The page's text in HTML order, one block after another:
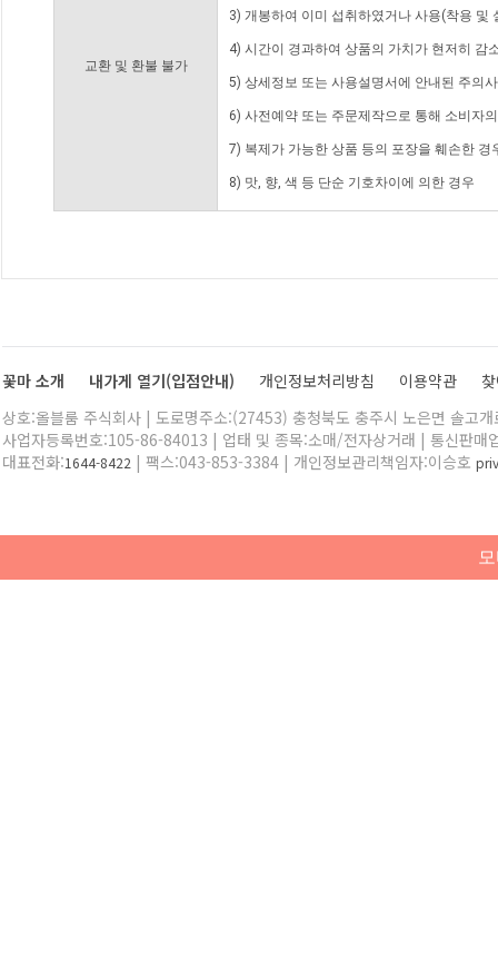
교환 및 환불 불가
3) 개봉하여 이미 섭취하였거나 사용(착용 및
4) 시간이 경과하여 상품의 가치가 현저히 감
5) 상세정보 또는 사용설명서에 안내된 주의
6) 사전예약 또는 주문제작으로 통해 소비자
7) 복제가 가능한 상품 등의 포장을 훼손한 경
8) 맛, 향, 색 등 단순 기호차이에 의한 경우
꽃마 소개 내가게 열기(입점안내) 개인정보처리방침 이용약관
상호:올블룸 주식회사 | 도로명주소:(27453) 충청북도 충주시 노은면 솔고
사업자등록번호:105-86-84013 | 업태 및 종목:소매/전자상거래 | 통신판매
대표전화:1644-8422 | 팩스:043-853-3384 | 개인정보관리책임자:이승호